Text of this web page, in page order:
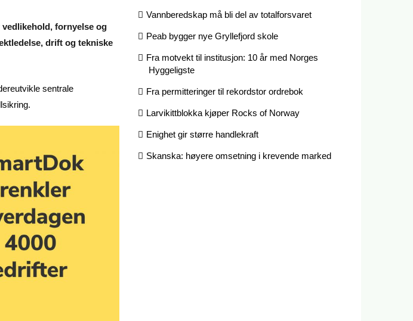
fornyelse og
drift og tekniske
sentrale
Vannberedskap må bli del av totalforsvaret
Peab bygger nye Gryllefjord skole
Fra motvekt til institusjon: 10 år med Norges
Hyggeligste
Fra permitteringer til rekordstor ordrebok
Larvikittblokka kjøper Rocks of Norway
Enighet gir større handlekraft
Skanska: høyere omsetning i krevende marked